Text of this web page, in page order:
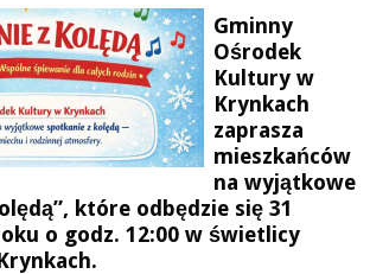
Gminny
Ośrodek
Kultury w
Krynkach
zaprasza
mieszkańców
na wyjątkowe
, które odbędzie się 31
o godz. 12:00w świetlicy
.